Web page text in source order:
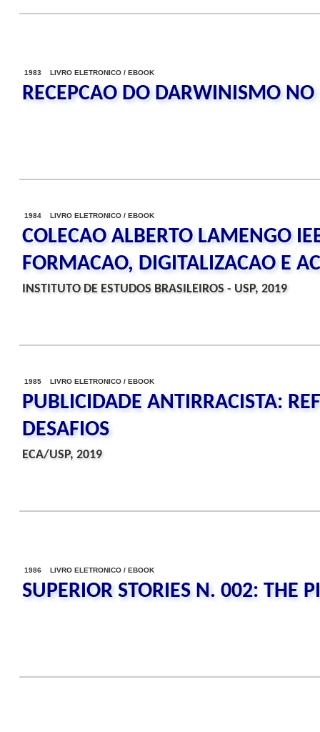
1983 LIVRO ELETRONICO / EBOOK
RECEPCAO DO DARWINISMO NO
1984 LIVRO ELETRONICO / EBOOK
COLECAO ALBERTO LAMENGO
FORMACAO, DIGITALIZACAO E
INSTITUTO DE ESTUDOS BRASILEIROS - USP, 2019
1985 LIVRO ELETRONICO / EBOOK
PUBLICIDADE ANTIRRACISTA:
DESAFIOS
ECA/USP, 2019
1986 LIVRO ELETRONICO / EBOOK
SUPERIOR STORIES N. 002: THE